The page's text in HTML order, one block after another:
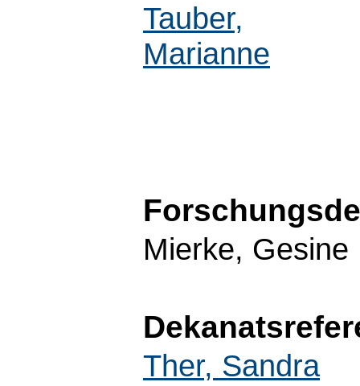
Tauber,
Marianne
Mierke, Gesine
Ther, Sandra